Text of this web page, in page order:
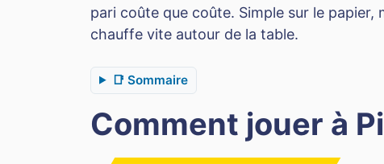
pari coûte que coûte. Simple sur le papier,
chauffe vite autour de la table.
📑 Sommaire
Comment jouer à